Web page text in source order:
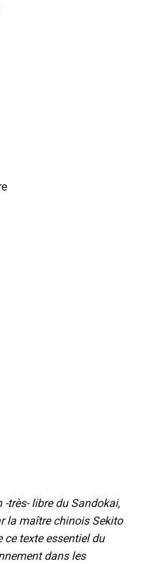
très- libre du Sandokai,
la maître chinois Sekito
ce texte essentiel du
dans les